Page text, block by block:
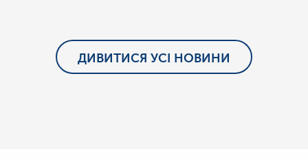
ДИВИТИСЯ УСІ НОВИНИ